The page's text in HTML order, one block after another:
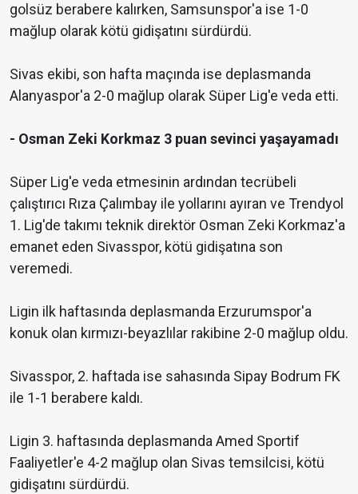
golsüz berabere kalırken, Samsunspor'a ise 1-0
mağlup olarak kötü gidişatını sürdürdü.
Sivas ekibi, son hafta maçında ise deplasmanda
Alanyaspor'a 2-0 mağlup olarak Süper Lig'e veda etti.
- Osman Zeki Korkmaz 3 puan sevinci yaşayamadı
Süper Lig'e veda etmesinin ardından tecrübeli
çalıştırıcı Rıza Çalımbay ile yollarını ayıran ve Trendyol
1. Lig'de takımı teknik direktör Osman Zeki Korkmaz'a
emanet eden Sivasspor, kötü gidişatına son
veremedi.
Ligin ilk haftasında deplasmanda Erzurumspor'a
konuk olan kırmızı-beyazlılar rakibine 2-0 mağlup oldu.
Sivasspor, 2. haftada ise sahasında Sipay Bodrum FK
ile 1-1 berabere kaldı.
Ligin 3. haftasında deplasmanda Amed Sportif
Faaliyetler'e 4-2 mağlup olan Sivas temsilcisi, kötü
gidişatını sürdürdü.